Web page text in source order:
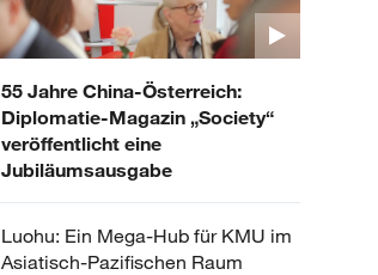
55 Jahre China-Österreich:
Diplomatie-Magazin „Society“
veröffentlicht eine
Jubiläumsausgabe
Luohu: Ein Mega-Hub für KMU im
Asiatisch-Pazifischen Raum